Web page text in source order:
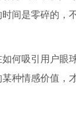
间是零碎的，
何吸引用户眼
种情感价值，